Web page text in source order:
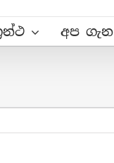
අප ගැන